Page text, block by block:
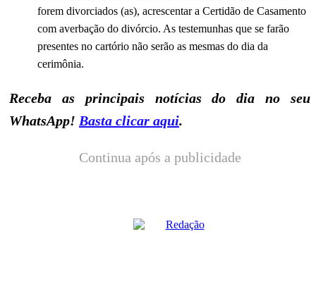
forem divorciados (as), acrescentar a Certidão de Casamento
com averbação do divórcio. As testemunhas que se farão
presentes no cartório não serão as mesmas do dia da
cerimônia.
Receba as principais notícias do dia no seu
WhatsApp! Basta clicar aqui.
Continua após a publicidade